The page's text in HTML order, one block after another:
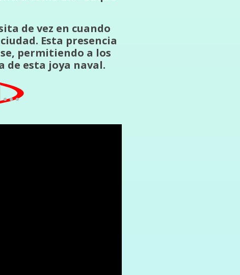
de vez en cuando
Esta presencia
permitiendo a los
de esta joya naval.